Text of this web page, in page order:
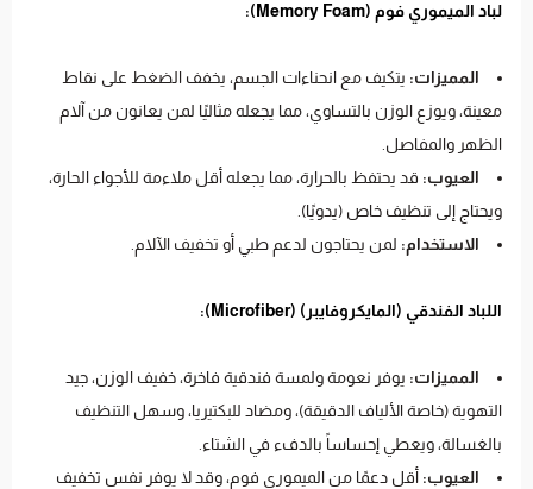
لباد الميموري فوم (Memory Foam):
المميزات: يتكيف مع انحناءات الجسم، يخفف الضغط على نقاط
معينة، ويوزع الوزن بالتساوي، مما يجعله مثاليًا لمن يعانون من آلام
الظهر والمفاصل.
العيوب: قد يحتفظ بالحرارة، مما يجعله أقل ملاءمة للأجواء الحارة،
ويحتاج إلى تنظيف خاص (يدويًا).
الاستخدام: لمن يحتاجون لدعم طبي أو تخفيف الآلام.
اللباد الفندقي (المايكروفايبر) (Microfiber):
المميزات: يوفر نعومة ولمسة فندقية فاخرة، خفيف الوزن، جيد
التهوية (خاصة الألياف الدقيقة)، ومضاد للبكتيريا، وسهل التنظيف
بالغسالة، ويعطي إحساساً بالدفء في الشتاء.
العيوب: أقل دعمًا من الميموري فوم، وقد لا يوفر نفس تخفيف